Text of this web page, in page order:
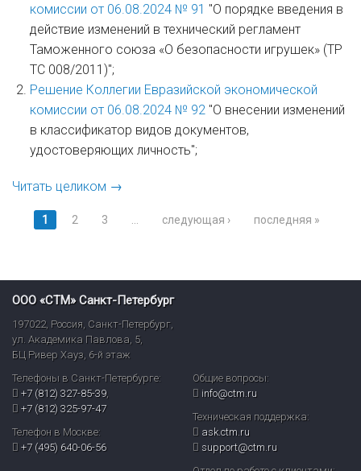
комиссии от 06.08.2024 № 91 "О порядке введения в
действие изменений в технический регламент
Таможенного союза «О безопасности игрушек» (ТР
ТС 008/2011)";
Решение Коллегии Евразийской экономической
комиссии от 06.08.2024 № 92 "О внесении изменений
в классификатор видов документов,
удостоверяющих личность";
Читать целиком →
Страницы
1 2 3 следующая › последняя »
ООО «СТМ» Санкт-Петербург
197022, Россия, Санкт-Петербург,
ул. Академика Павлова, 5,
БЦ Ривер Хауз, 6-й этаж
Телефоны в Санкт-Петербурге:
+7 (812) 327-85-39,
+7 (812) 325-97-47
Телефон в Москве:
+7 (495) 640-06-56
Общие вопросы:
info@ctm.ru
Техническая поддержка:
ask.ctm.ru
support@ctm.ru